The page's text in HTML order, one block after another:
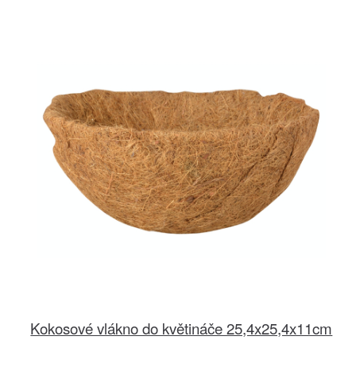
Kokosové vlákno do květináče 25,4x25,4x11cm